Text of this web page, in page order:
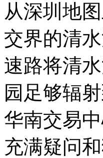
从深圳地
交界的清
速路将清
园足够辐
华南交易
充满疑问